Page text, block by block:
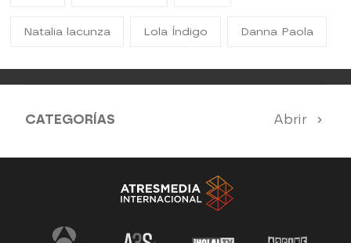
Natalia lacunza Lola Índigo Danna Paola
CATEGORÍAS Abrir
Antena 3 Noticias El Hormiguero
Tu cara me suena Pasapalabra